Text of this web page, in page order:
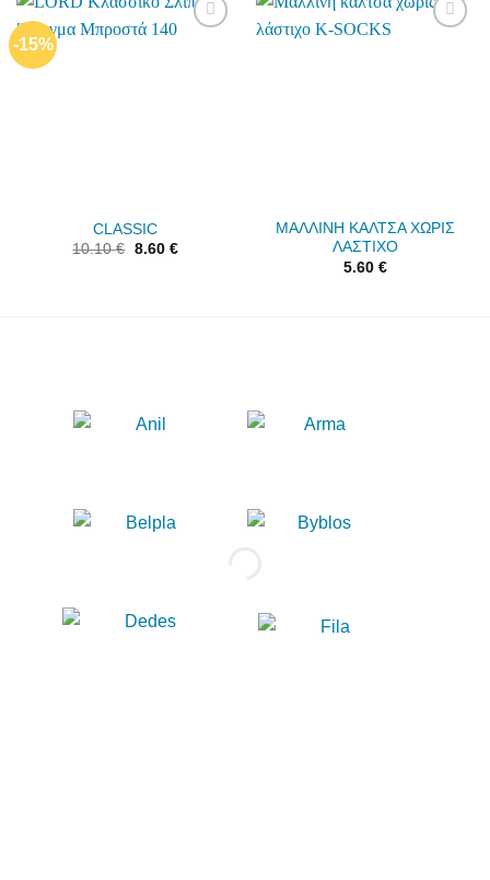
-15%
CLASSIC
10.10€ 8.60 €
ΜΑΛΛΙΝΗ ΚΑΛΤΣΑ ΧΩΡΙΣ
ΛΑΣΤΙΧΟ
5.60 €